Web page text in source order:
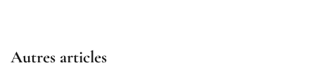
Autres articles